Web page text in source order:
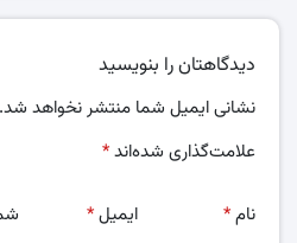
دیدگاهتان را بنویسید
نشانی ایمیل شما منتشر نخواهد شد.
علامت‌گذاری شده‌اند*
نام* ایمیل*